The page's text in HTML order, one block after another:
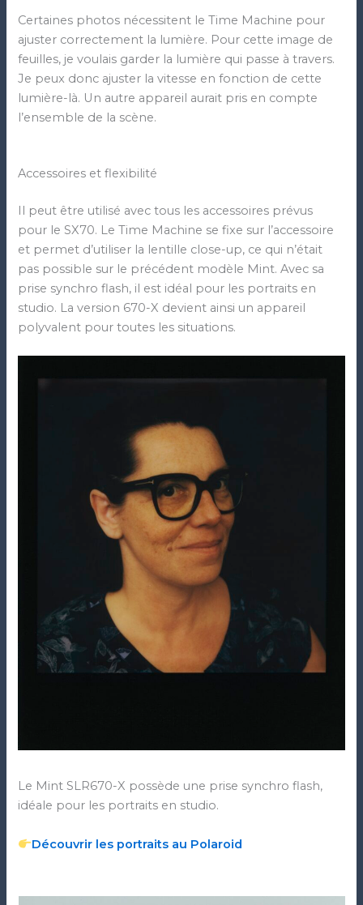
Certaines photos nécessitent le Time Machine pour
ajuster correctement la lumière. Pour cette image de
feuilles, je voulais garder la lumière qui passe à travers.
Je peux donc ajuster la vitesse en fonction de cette
lumière-là. Un autre appareil aurait pris en compte
l’ensemble de la scène.
Accessoires et flexibilité
Il peut être utilisé avec tous les accessoires prévus
pour le SX70. Le Time Machine se fixe sur l’accessoire
et permet d’utiliser la lentille close-up, ce qui n’était
pas possible sur le précédent modèle Mint. Avec sa
prise synchro flash, il est idéal pour les portraits en
studio. La version 670-X devient ainsi un appareil
polyvalent pour toutes les situations.
Le Mint SLR670-X possède une prise synchro flash,
idéale pour les portraits en studio.
Découvrir les portraits au Polaroid